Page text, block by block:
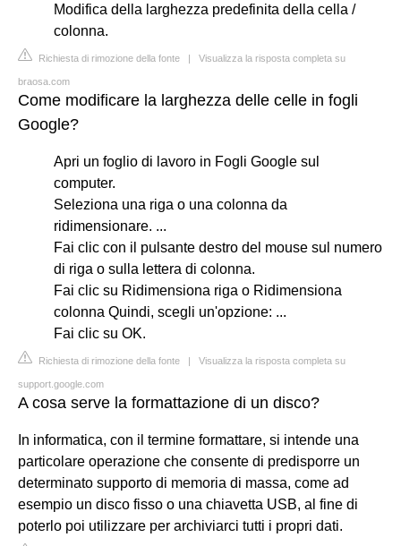
Modifica della larghezza predefinita della cella /
colonna.
Richiesta di rimozione della fonte | Visualizza la risposta completa su
braosa.com
Come modificare la larghezza delle celle in fogli
Google?
Apri un foglio di lavoro in Fogli Google sul
computer.
Seleziona una riga o una colonna da
ridimensionare. ...
Fai clic con il pulsante destro del mouse sul numero
di riga o sulla lettera di colonna.
Fai clic su Ridimensiona riga o Ridimensiona
colonna Quindi, scegli un'opzione: ...
Fai clic su OK.
Richiesta di rimozione della fonte | Visualizza la risposta completa su
support.google.com
A cosa serve la formattazione di un disco?
In informatica, con il termine formattare, si intende una
particolare operazione che consente di predisporre un
determinato supporto di memoria di massa, come ad
esempio un disco fisso o una chiavetta USB, al fine di
poterlo poi utilizzare per archiviarci tutti i propri dati.